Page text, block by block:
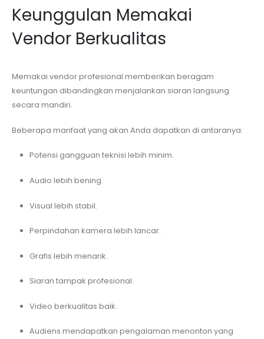
Keunggulan Memakai
Vendor Berkualitas
Memakai vendor profesional memberikan beragam
keuntungan dibandingkan menjalankan siaran langsung
secara mandiri.
Beberapa manfaat yang akan Anda dapatkan di antaranya:
Potensi gangguan teknisi lebih minim.
Audio lebih bening.
Visual lebih stabil.
Perpindahan kamera lebih lancar.
Grafis lebih menarik.
Siaran tampak profesional.
Video berkualitas baik.
Audiens mendapatkan pengalaman menonton yang